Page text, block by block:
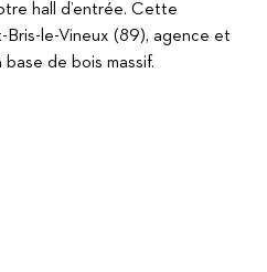
hall d’entrée. Cette
Bris-le-Vineux (89), agence et
base de bois massif.